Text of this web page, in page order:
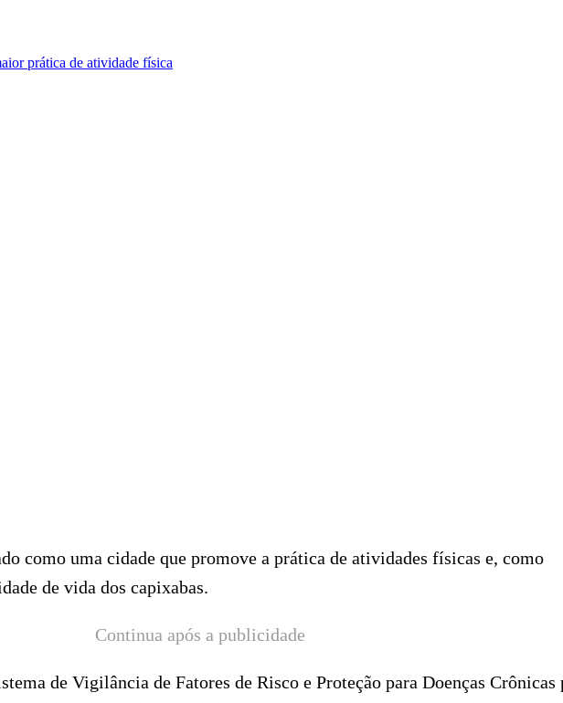
como uma cidade que promove a prática de atividades físicas e, como
de vida dos capixabas.
Continua após a publicidade
de Vigilância de Fatores de Risco e Proteção para Doenças Crônicas